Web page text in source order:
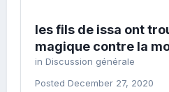
les fils de issa ont
magique contre la
in Discussion générale
Posted December 27, 2020